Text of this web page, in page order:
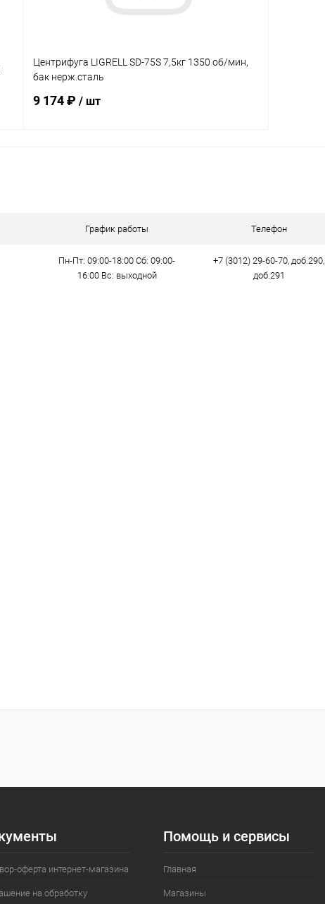
Центрифуга LIGRELL SD-75S 7,5кг 1350 об/мин,
бак нерж.сталь
9 174 ₽ / шт
График работы Телефон
Пн-Пт: 09:00-18:00 Сб: 09:00-
16:00 Вс: выходной
+7 (3012) 29-60-70, доб.290,
доб.291
оферта интернет-магазина
на обработку
Помощь и сервисы
Главная
Магазины